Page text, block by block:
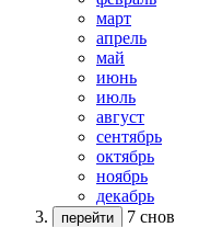
март
апрель
май
июнь
июль
август
сентябрь
октябрь
ноябрь
декабрь
перейти 7 снов